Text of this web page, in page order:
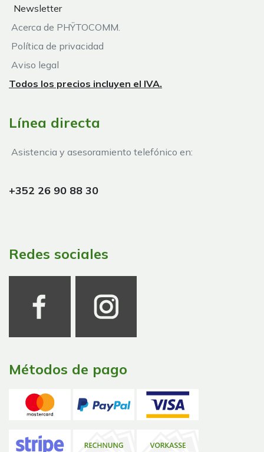
Newsletter
Acerca de PHŸTOCOMM.
Política de privacidad
Aviso legal
Todos los precios incluyen el IVA.
Línea directa
Asistencia y asesoramiento telefónico en:
+352 26 90 88 30
Redes sociales
Métodos de pago